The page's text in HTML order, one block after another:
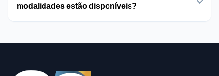
modalidades estão disponíveis?